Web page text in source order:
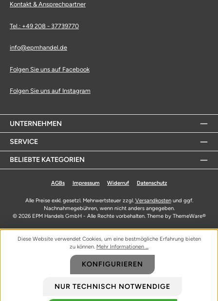
Kontakt & Ansprechpartner
Tel.: +49 208 - 37739770
info@epmhandel.de
Folgen Sie uns auf Facebook
Folgen Sie uns auf Instagram
UNTERNEHMEN
SERVICE
BELIEBTE KATEGORIEN
AGBs Impressum Widerruf Datenschutz
Alle Preise exkl. gesetzl. Mehrwertsteuer zzgl. Versandkostenund ggf.
Nachnahmegebühren, wenn nicht anders angegeben.
© 2026 EPM Handels GmbH - Alle Rechte vorbehalten. Theme by ThemeWare®
Diese Website verwendet Cookies, um eine bestmögliche Erfahrung bieten
zu können. Mehr Informationen ...
NUR TECHNISCH NOTWENDIGE
KONFIGURIEREN